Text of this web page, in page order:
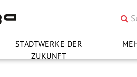
STADTWERKE DER
ZUKUNFT